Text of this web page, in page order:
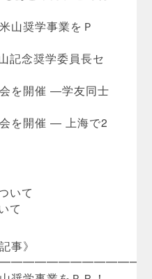
山奨学事業をＰ
記念奨学委員長セ
を開催 ―学友同士
を開催 ― 上海で2
いて
て
事》